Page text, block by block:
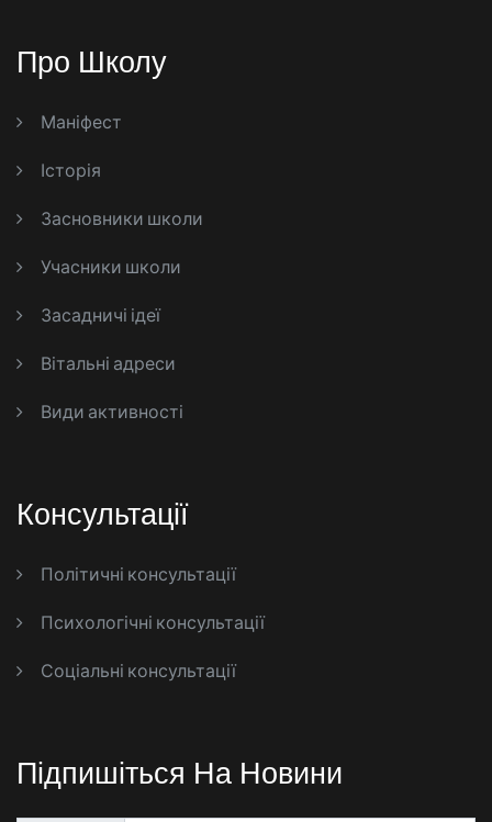
Про Школу
Маніфест
Історія
Засновники школи
Учасники школи
Засадничі ідеї
Вітальні адреси
Види активності
Консультації
Політичні консультації
Психологічні консультації
Соціальні консультації
Підпишіться На Новини